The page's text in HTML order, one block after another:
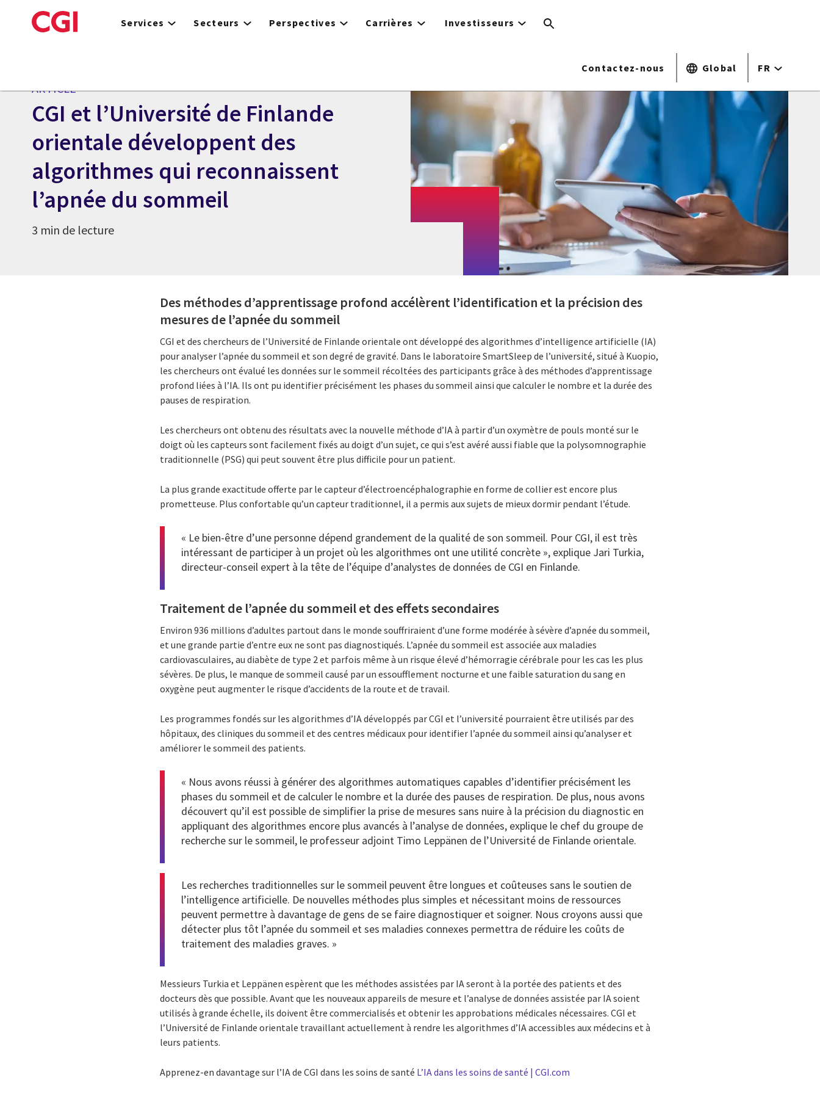
to
Services Secteurs Perspectives Carrières Investisseurs
Contactez-nous Global FR
ARTICLE
CGI et l’Université de Finlande
orientale développent des
algorithmes qui reconnaissent
l’apnée du sommeil
3 min de lecture
Des méthodes d’apprentissage profond accélèrent l’identification et la précision des
mesures de l’apnée du sommeil
CGI et des chercheurs de l’Université de Finlande orientale ont développé des algorithmes d’intelligence artificielle (IA)
pour analyser l’apnée du sommeil et son degré de gravité. Dans le laboratoire SmartSleep de l’université, situé à Kuopio,
les chercheurs ont évalué les données sur le sommeil récoltées des participants grâce à des méthodes d’apprentissage
profond liées à l’IA. Ils ont pu identifier précisément les phases du sommeil ainsi que calculer le nombre et la durée des
pauses de respiration.
Les chercheurs ont obtenu des résultats avec la nouvelle méthode d’IA à partir d’un oxymètre de pouls monté sur le
doigt où les capteurs sont facilement fixés au doigt d’un sujet, ce qui s’est avéré aussi fiable que la polysomnographie
traditionnelle (PSG) qui peut souvent être plus difficile pour un patient.
La plus grande exactitude offerte par le capteur d’électroencéphalographie en forme de collier est encore plus
prometteuse. Plus confortable qu’un capteur traditionnel, il a permis aux sujets de mieux dormir pendant l’étude.
« Le bien-être d’une personne dépend grandement de la qualité de son sommeil. Pour CGI, il est très
intéressant de participer à un projet où les algorithmes ont une utilité concrète », explique Jari Turkia,
directeur-conseil expert à la tête de l’équipe d’analystes de données de CGI en Finlande.
Traitement de l’apnée du sommeil et des effets secondaires
Environ 936 millions d’adultes partout dans le monde souffriraient d’une forme modérée à sévère d’apnée du sommeil,
et une grande partie d’entre eux ne sont pas diagnostiqués. L’apnée du sommeil est associée aux maladies
cardiovasculaires, au diabète de type 2 et parfois même à un risque élevé d’hémorragie cérébrale pour les cas les plus
sévères. De plus, le manque de sommeil causé par un essoufflement nocturne et une faible saturation du sang en
oxygène peut augmenter le risque d’accidents de la route et de travail.
Les programmes fondés sur les algorithmes d’IA développés par CGI et l’université pourraient être utilisés par des
hôpitaux, des cliniques du sommeil et des centres médicaux pour identifier l’apnée du sommeil ainsi qu’analyser et
améliorer le sommeil des patients.
« Nous avons réussi à générer des algorithmes automatiques capables d’identifier précisément les
phases du sommeil et de calculer le nombre et la durée des pauses de respiration. De plus, nous avons
découvert qu’il est possible de simplifier la prise de mesures sans nuire à la précision du diagnostic en
appliquant des algorithmes encore plus avancés à l’analyse de données, explique le chef du groupe de
recherche sur le sommeil, le professeur adjoint Timo Leppänen de l’Université de Finlande orientale.
Les recherches traditionnelles sur le sommeil peuvent être longues et coûteuses sans le soutien de
l’intelligence artificielle. De nouvelles méthodes plus simples et nécessitant moins de ressources
peuvent permettre à davantage de gens de se faire diagnostiquer et soigner. Nous croyons aussi que
détecter plus tôt l’apnée du sommeil et ses maladies connexes permettra de réduire les coûts de
traitement des maladies graves. »
Messieurs Turkia et Leppänen espèrent que les méthodes assistées par IA seront à la portée des patients et des
docteurs dès que possible. Avant que les nouveaux appareils de mesure et l’analyse de données assistée par IA soient
utilisés à grande échelle, ils doivent être commercialisés et obtenir les approbations médicales nécessaires. CGI et
l’Université de Finlande orientale travaillant actuellement à rendre les algorithmes d’IA accessibles aux médecins et à
leurs patients.
Apprenez-en davantage sur l’IA de CGI dans les soins de santé L’IA dans les soins de santé | CGI.com